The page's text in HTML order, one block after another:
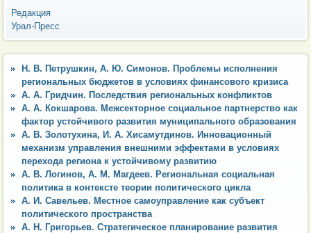
Редакция
Урал-Пресс
Н. В. Петрушкин, А. Ю. Симонов. Проблемы исполнения
региональных бюджетов в условиях финансового кризиса
А. А. Гридчин. Последствия региональных конфликтов
А. А. Кокшарова. Межсекторное социальное партнерство как
фактор устойчивого развития муниципального образования
А. В. Золотухина, И. А. Хисамутдинов. Инновационный
механизм управления внешними эффектами в условиях
перехода региона к устойчивому развитию
А. В. Логинов, А. М. Магдеев. Региональная социальная
политика в контексте теории политического цикла
А. И. Савельев. Местное самоуправление как субъект
политического пространства
А. Н. Григорьев. Стратегическое планирование развития